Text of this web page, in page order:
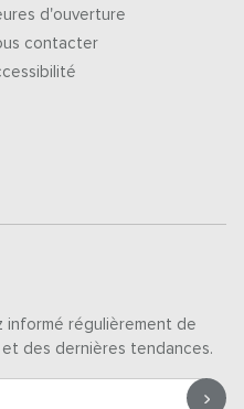
d'ouverture
contacter
informé régulièrement de
et des dernières tendances.